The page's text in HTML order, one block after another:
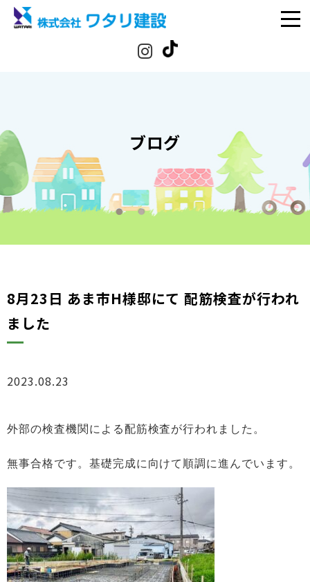
ブログ
8月23日 あま市H様邸にて 配筋検査が行われ
ました
2023.08.23
外部の検査機関による配筋検査が行われました。
無事合格です。基礎完成に向けて順調に進んでいます。